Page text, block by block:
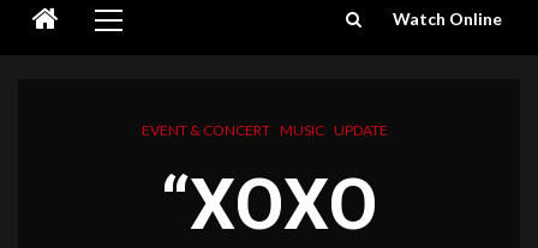
Menu
Watch Online
EVENT & CONCERT MUSIC UPDATE
“XOXO